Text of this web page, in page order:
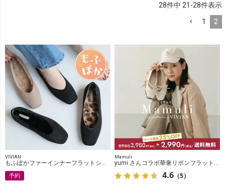
28件中 21 -28件表示
1 2
VIVIAN
もふぽかファーインナーフラットシューズ
予約
Mamuli
yumi.さんコラボ華奢リボンフラットシューズ
4.6 （5）